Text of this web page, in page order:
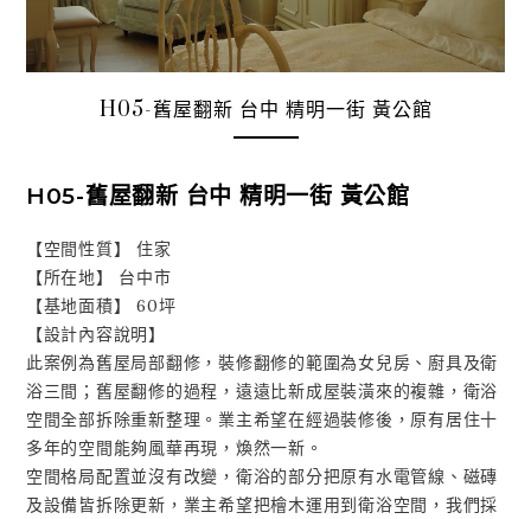
H05-舊屋翻新 台中 精明一街 黃公館
H05-舊屋翻新 台中 精明一街 黃公館
【空間性質】 住家
【所在地】 台中市
【基地面積】 60坪
【設計內容說明】
此案例為舊屋局部翻修，裝修翻修的範圍為女兒房、廚具及衛
浴三間；舊屋翻修的過程，遠遠比新成屋裝潢來的複雜，衛浴
空間全部拆除重新整理。業主希望在經過裝修後，原有居住十
多年的空間能夠風華再現，煥然一新。
空間格局配置並沒有改變，衛浴的部分把原有水電管線、磁磚
及設備皆拆除更新，業主希望把檜木運用到衛浴空間，我們採